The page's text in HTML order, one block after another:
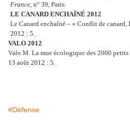
France, n° 39, Paris.
LE CANARD ENCHAÎNÉ 2012
Le Canard enchaîné – « Conflit de
2012 : 5.
VALO 2012
Valo M. La mue écologique des 2000 petits
13 août 2012 : 5.
#Défense